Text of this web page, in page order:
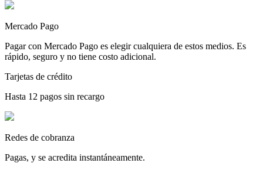
Mercado Pago
Pagar con Mercado Pago es elegir cualquiera de estos medios. Es
rápido, seguro y no tiene costo adicional.
Tarjetas de crédito
Hasta 12 pagos sin recargo
Redes de cobranza
Pagas, y se acredita instantáneamente.